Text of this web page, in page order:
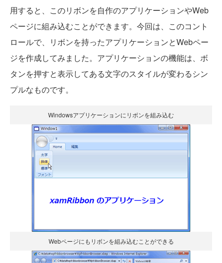
用すると、このリボンを自作のアプリケーションやWeb
ページに組み込むことができます。今回は、このコント
ロールで、リボンを持ったアプリケーションとWebペー
ジを作成してみました。アプリケーションの機能は、ボ
タンを押すと表示してある文字のスタイルが変わるシン
プルなものです。
Windowsアプリケーションにリボンを組み込む
Webページにもリボンを組み込むことができる